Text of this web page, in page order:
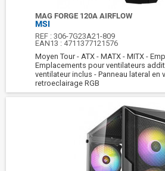
MAG FORGE 120A AIRFLOW
MSI
REF :306-7G23A21-809
EAN13 : 4711377121576
Moyen Tour - ATX - MATX - MITX -
Emplacements pour ventilateurs
ventilateur inclus - Panneau lateral en
retroeclairage RGB